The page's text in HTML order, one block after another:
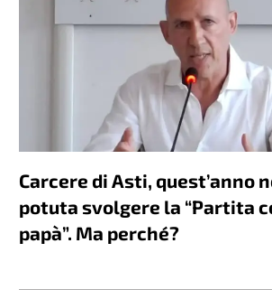
Carcere di Asti, quest’anno
potuta svolgere la “Partita
papà”. Ma perché?